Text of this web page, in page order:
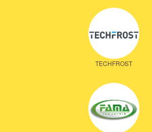
TECHFROST